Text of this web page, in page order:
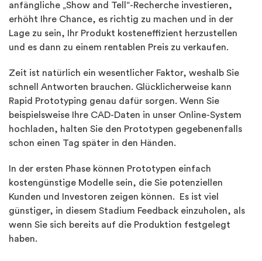
anfängliche „Show and Tell“-Recherche investieren,
erhöht Ihre Chance, es richtig zu machen und in der
Lage zu sein, Ihr Produkt kosteneffizient herzustellen
und es dann zu einem rentablen Preis zu verkaufen.
Zeit ist natürlich ein wesentlicher Faktor, weshalb Sie
schnell Antworten brauchen. Glücklicherweise kann
Rapid Prototyping genau dafür sorgen. Wenn Sie
beispielsweise Ihre CAD-Daten in unser Online-System
hochladen, halten Sie den Prototypen gegebenenfalls
schon einen Tag später in den Händen.
In der ersten Phase können Prototypen einfach
kostengünstige Modelle sein, die Sie potenziellen
Kunden und Investoren zeigen können. Es ist viel
günstiger, in diesem Stadium Feedback einzuholen, als
wenn Sie sich bereits auf die Produktion festgelegt
haben.